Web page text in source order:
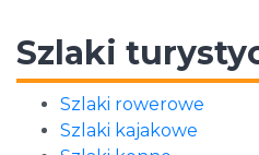
Szlaki
Szlaki rowerowe
Szlaki kajakowe